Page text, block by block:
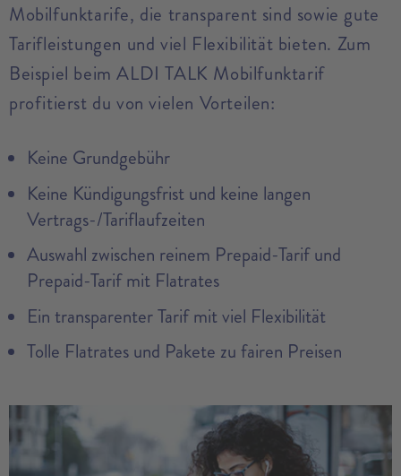
Mobilfunktarife, die transparent sind sowie gute
Tarifleistungen und viel Flexibilität bieten. Zum
Beispiel beim ALDI TALK Mobilfunktarif
profitierst du von vielen Vorteilen:
Keine Grundgebühr
Keine Kündigungsfrist und keine langen
Vertrags-/Tariflaufzeiten
Auswahl zwischen reinem Prepaid-Tarif und
Prepaid-Tarif mit Flatrates
Ein transparenter Tarif mit viel Flexibilität
Tolle Flatrates und Pakete zu fairen Preisen